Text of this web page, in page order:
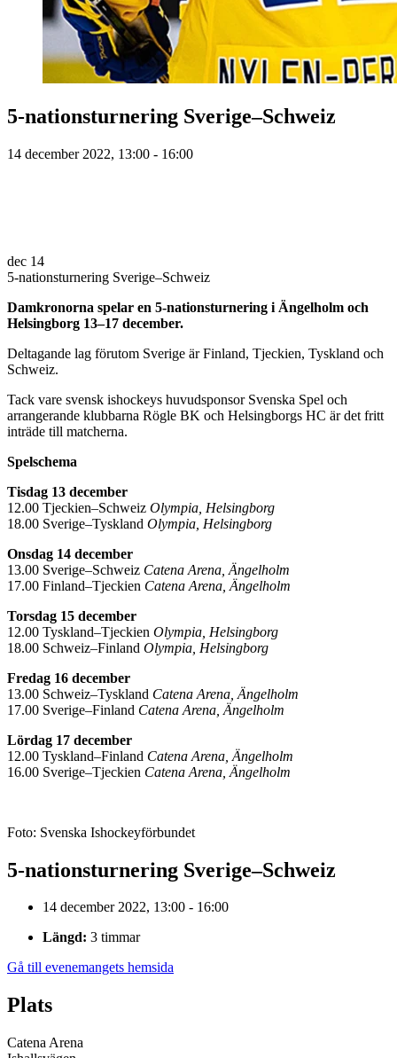
5-nationsturnering Sverige–Schweiz
14 december 2022, 13:00 - 16:00
dec 14
5-nationsturnering Sverige–Schweiz
Damkronorna spelar en 5-nationsturnering i Ängelholm och
Helsingborg 13–17 december.
Deltagande lag förutom Sverige är Finland, Tjeckien, Tyskland och
Schweiz.
Tack vare svensk ishockeys huvudsponsor Svenska Spel och
arrangerande klubbarna Rögle BK och Helsingborgs HC är det fritt
inträde till matcherna.
Spelschema
Tisdag 13 december
12.00 Tjeckien–Schweiz Olympia, Helsingborg
18.00 Sverige–Tyskland Olympia, Helsingborg
Onsdag 14 december
13.00 Sverige–Schweiz Catena Arena, Ängelholm
17.00 Finland–Tjeckien Catena Arena, Ängelholm
Torsdag 15 december
12.00 Tyskland–Tjeckien Olympia, Helsingborg
18.00 Schweiz–Finland Olympia, Helsingborg
Fredag 16 december
13.00 Schweiz–Tyskland Catena Arena, Ängelholm
17.00 Sverige–Finland Catena Arena, Ängelholm
Lördag 17 december
12.00 Tyskland–Finland Catena Arena, Ängelholm
16.00 Sverige–Tjeckien Catena Arena, Ängelholm
Foto: Svenska Ishockeyförbundet
5-nationsturnering Sverige–Schweiz
14 december 2022, 13:00 - 16:00
Längd: 3 timmar
Gå till evenemangets hemsida
Plats
Catena Arena